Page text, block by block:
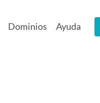
Dominios Ayuda